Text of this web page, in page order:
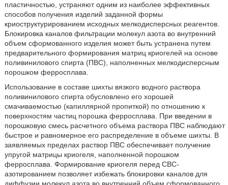
пластичностью, устраняют одним из наиболее эффективных
способов получения изделий заданной формы
криоструктурированием исходных мелкодисперсных реагентов.
Блокировка каналов фильтрации молекул азота во внутренний
объем сформованного изделия может быть устранена путем
предварительного формирования матриц криогелей на основе
поливинилового спирта (ПВС), наполненных мелкодисперсным
порошком ферросплава.
Использование в составе шихты вязкого водного раствора
поливинилового спирта обусловлено его хорошей
смачиваемостью (капиллярной пропиткой) по отношению к
поверхностям частиц порошка ферросплава. При введении в
порошковую смесь расчетного объема раствора ПВС наблюдают
быстрое и равномерное его распределение в объеме шихты. В
заявляемых пределах раствор ПВС обеспечивает получение
упругой матрицы криогеля, наполненной порошком
ферросплава. Формирование криогеля перед СВС-
азотированием позволяет избежать блокировки каналов для